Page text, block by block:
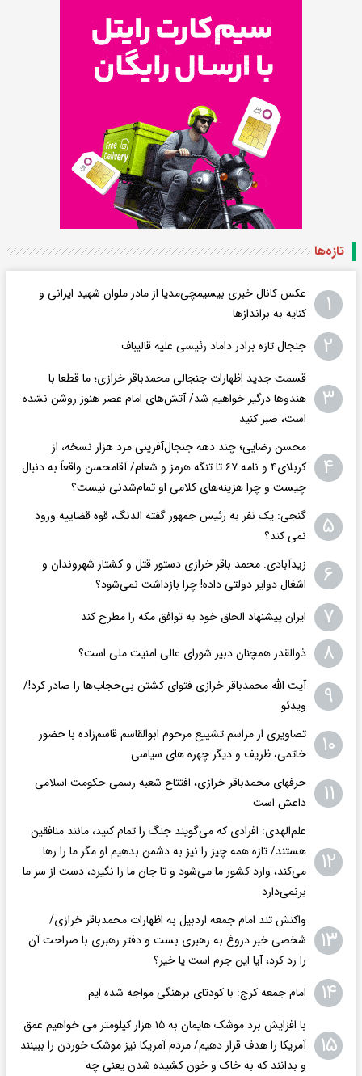
تازه‌ها
۱
عکس کانال خبری بیسیمچی‌مدیا از مادر ملوان شهید ایرانی و
کنایه به براندازها
۲ جنجال تازه برادر داماد رئیسی علیه قالیباف
۳
قسمت جدید اظهارات جنجالی محمدباقر خرازی؛ ما قطعا با
هندوها درگیر خواهیم شد/ آتش‌های امام عصر هنوز روشن نشده
است، صبر کنید
۴
محسن رضایی؛ چند دهه جنجال‌آفرینی مرد هزار نسخه، از
کربلای۴ و نامه ۶۷ تا تنگه هرمز و شعام/ آقا‌محسن واقعاً به دنبال
چیست و چرا هزینه‌های کلامی او تمام‌شدنی نیست؟
۵
گنجی: یک نفر به رئیس جمهور گفته الدنگ، قوه قضاییه ورود
نمی کند؟
۶
زیدآبادی: محمد باقر خرازی دستور قتل و کشتار شهروندان و
اشغال دوایر دولتی داده! چرا بازداشت نمی‌شود؟
۷ ایران پیشنهاد الحاق خود به توافق مکه را مطرح کند
۸ ذوالقدر همچنان دبیر شورای ‌عالی امنیت ملی است؟
۹
آیت الله محمدباقر خرازی فتوای کشتن بی‌حجاب‌ها را صادر کرد!/
ویدئو
۱۰
تصاویری از مراسم تشییع مرحوم ابوالقاسم قاسم‌زاده با حضور
خاتمی، ظریف و دیگر چهره های سیاسی
۱۱
حرفهای محمدباقر خرازی، افتتاح شعبه رسمی حکومت اسلامی
داعش است
۱۲
علم‌الهدی: افرادی که می‌گویند جنگ را تمام کنید، مانند منافقین
هستند/ تازه همه چیز را نیز به دشمن بدهیم او مگر ما را رها
می‌کند، وارد کشور ما می‌شود و تا جان ما را نگیرد، دست از سر ما
برنمی‌دارد
۱۳
واکنش تند امام جمعه اردبیل به اظهارات محمدباقر خرازی/
شخصی خبر دروغ به رهبری بست و دفتر رهبری با صراحت آن
را رد کرد، آیا این جرم است یا خیر؟
۱۴ امام جمعه کرج: با کودتای برهنگی مواجه شده ایم
۱۵
با افزایش برد موشک هایمان به ۱۵ هزار کیلومتر می خواهیم عمق
آمریکا را هدف قرار دهیم/ مردم آمریکا نیز موشک خوردن را ببینند
و بدانند که به خاک و خون کشیده شدن یعنی چه